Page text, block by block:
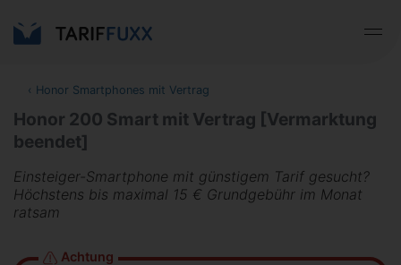
‹ Honor Smartphones mit Vertrag
Honor 200 Smart mit Vertrag [Vermarktung
beendet]
Einsteiger-Smartphone mit günstigem Tarif gesucht?
Höchstens bis maximal 15 € Grundgebühr im Monat
ratsam
Achtung